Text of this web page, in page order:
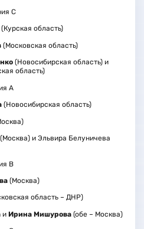
С
область)
(Московская область)
(Новосибирская область) и
область)
А
(Новосибирская область)
и Эльвира Белуничева
В
(Москва)
область – ДНР)
и Ирина Мишурова(обе – Москва)